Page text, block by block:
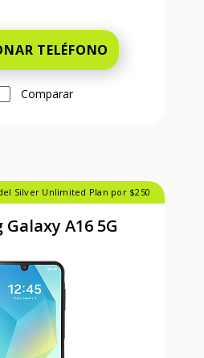
TELÉFONO
Comparar
Silver Unlimited Plan por $250
Galaxy A16 5G